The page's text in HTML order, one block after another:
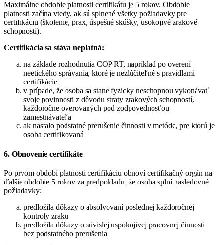
Maximálne obdobie platnosti certifikátu je 5 rokov. Obdobie
platnosti začína vtedy, ak sú splnené všetky požiadavky pre
certifikáciu (školenie, prax, úspešné skúšky, usokojivé zrakové
schopnosti).
Certifikácia sa stáva neplatná:
na základe rozhodnutia COP RT, napríklad po overení
neetického správania, ktoré je nezlúčiteľné s pravidlami
certifikácie
v prípade, že osoba sa stane fyzicky neschopnou vykonávať
svoje povinnosti z dôvodu straty zrakových schopností,
každoročne overovaných pod zodpovednosťou
zamestnávateľa
ak nastalo podstatné prerušenie činnosti v metóde, pre ktorú je
osoba certifikovaná
6. Obnovenie certifikáte
Po prvom období platnosti certifikáciu obnoví certifikačný orgán na
ďalšie obdobie 5 rokov za predpokladu, že osoba splní nasledovné
požiadavky:
predložila dôkazy o absolvovaní poslednej každoročnej
kontroly zraku
predložila dôkazy o súvislej uspokojivej pracovnej činnosti
bez podstatného prerušenia